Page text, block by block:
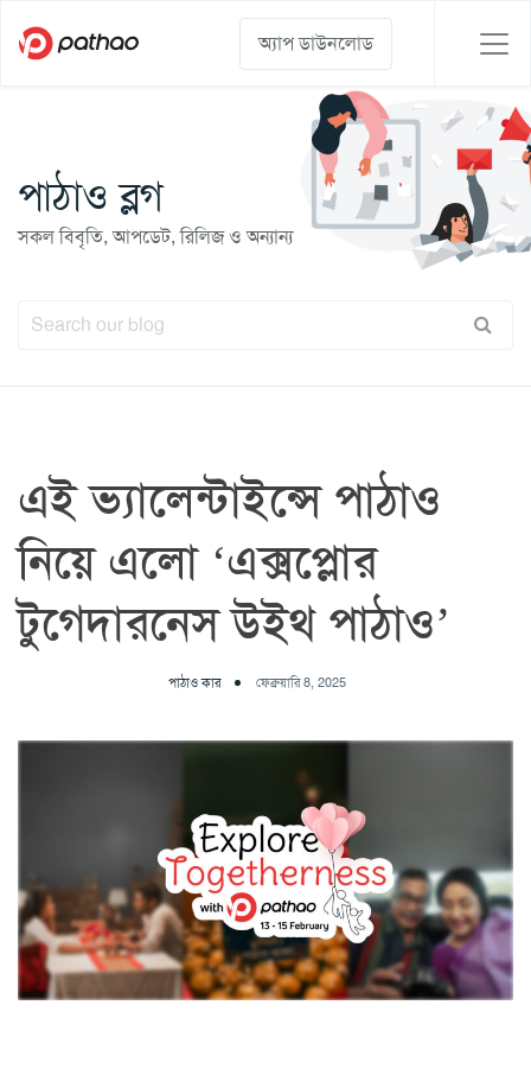
অ্যাপ ডাউনলোড
পাঠাও ব্লগ
সকল বিবৃতি, আপডেট, রিলিজ ও অন্যান্য
এই ভ্যালেন্টাইন্সে পাঠাও
নিয়ে এলো ‘এক্সপ্লোর
টুগেদারনেস উইথ পাঠাও’
পাঠাও কার ফেব্রুয়ারি 8, 2025